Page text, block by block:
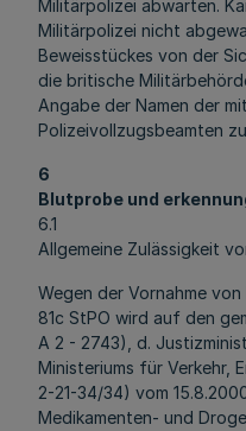
Militärpolizei abwarten.
Militärpolizei nicht
Beweisstückes von der
die britische
Angabe der Namen der
Polizeivollzugsbeamten
6
Blutprobe und
6.1
Allgemeine Zulässigkeit
Wegen der Vornahme von
81c StPO wird auf den
A 2 - 2743), d.
Ministeriums für Verkehr,
2-21-34/34) vom
Medikamenten- und